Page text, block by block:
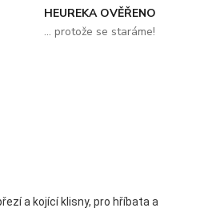
HEUREKA OVĚŘENO
... protože se staráme!
a kojící klisny, pro hříbata a